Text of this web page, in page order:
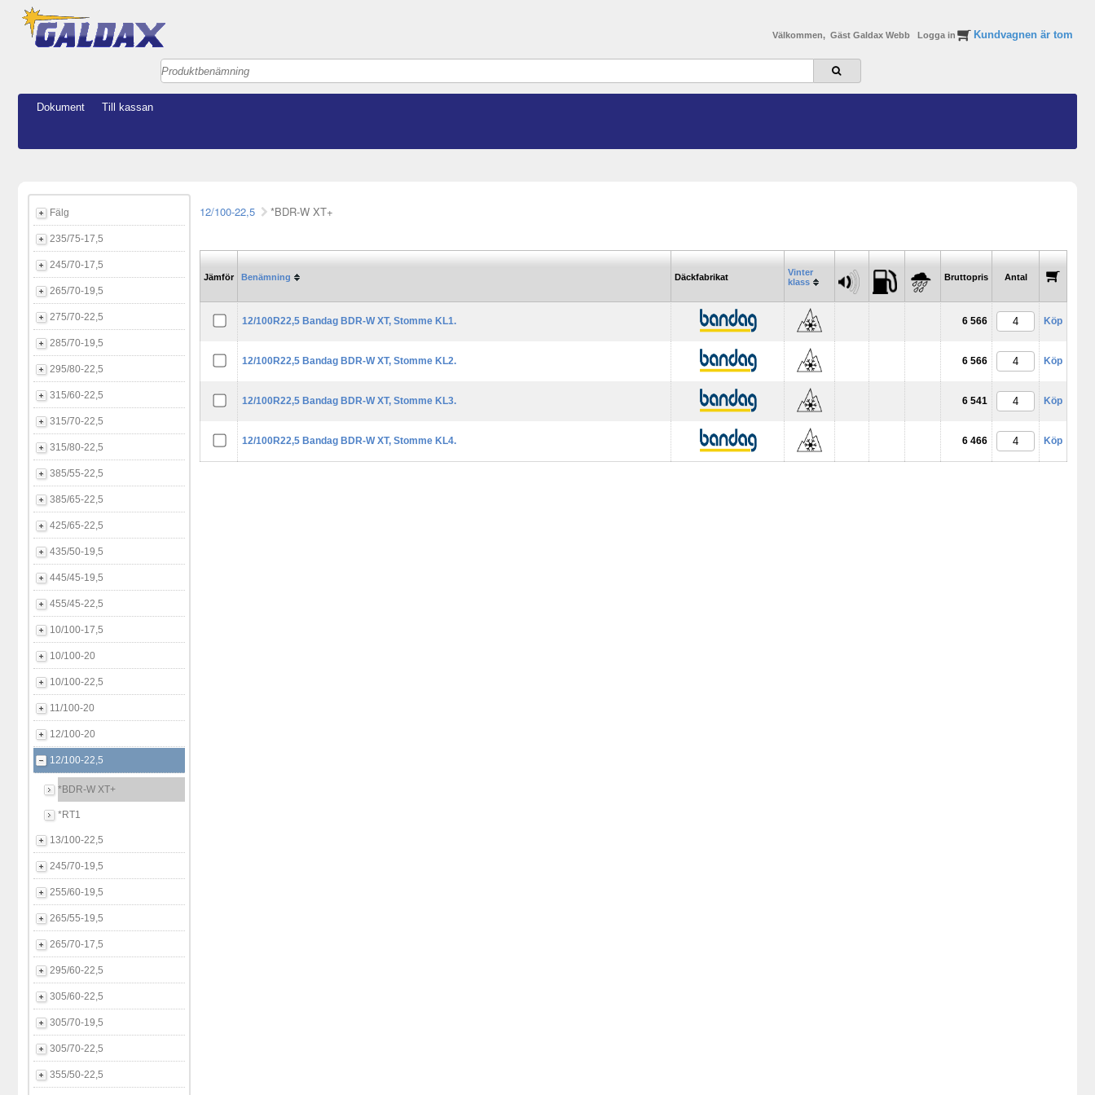
Välkommen, Gäst Galdax Webb Logga in Kundvagnen är tom
Dokument Till kassan
Fälg
235/75-17,5
245/70-17,5
265/70-19,5
275/70-22,5
285/70-19,5
295/80-22,5
315/60-22,5
315/70-22,5
315/80-22,5
385/55-22,5
385/65-22,5
425/65-22,5
435/50-19,5
445/45-19,5
455/45-22,5
10/100-17,5
10/100-20
10/100-22,5
11/100-20
12/100-20
12/100-22,5
*BDR-W XT+
*RT1
13/100-22,5
245/70-19,5
255/60-19,5
265/55-19,5
265/70-17,5
295/60-22,5
305/60-22,5
305/70-19,5
305/70-22,5
355/50-22,5
12/100-22,5 *BDR-W XT+
Jämför Benämning Däckfabrikat
Vinter
klass
Bruttopris
Antal
12/100R22,5 Bandag BDR-W XT, Stomme KL1. 6 566 Köp
12/100R22,5 Bandag BDR-W XT, Stomme KL2. 6 566 Köp
12/100R22,5 Bandag BDR-W XT, Stomme KL3. 6 541 Köp
12/100R22,5 Bandag BDR-W XT, Stomme KL4. 6 466 Köp